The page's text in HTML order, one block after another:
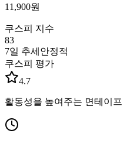
11,900원
쿠스피 지수
83
7일 추세 안정적
쿠스피 평가
4.7
활동성을 높여주는 면테이프